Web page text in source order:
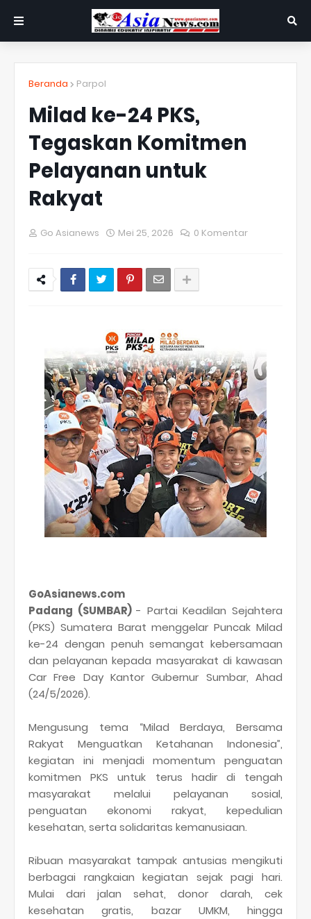
Beranda Parpol
Milad ke-24 PKS,
Tegaskan Komitmen
Pelayanan untuk
Rakyat
Go Asianews Mei 25, 2026 0 Komentar
GoAsianews.com
Padang (SUMBAR)- Partai Keadilan Sejahtera
(PKS) Sumatera Barat menggelar Puncak Milad
ke-24 dengan penuh semangat kebersamaan
dan pelayanan kepada masyarakat di kawasan
Car Free Day Kantor Gubernur Sumbar, Ahad
(24/5/2026).
Mengusung tema “Milad Berdaya, Bersama
Rakyat Menguatkan Ketahanan Indonesia”,
kegiatan ini menjadi momentum penguatan
komitmen PKS untuk terus hadir di tengah
masyarakat melalui pelayanan sosial,
penguatan ekonomi rakyat, kepedulian
kesehatan, serta solidaritas kemanusiaan.
Ribuan masyarakat tampak antusias mengikuti
berbagai rangkaian kegiatan sejak pagi hari.
Mulai dari jalan sehat, donor darah, cek
kesehatan gratis, bazar UMKM, hingga